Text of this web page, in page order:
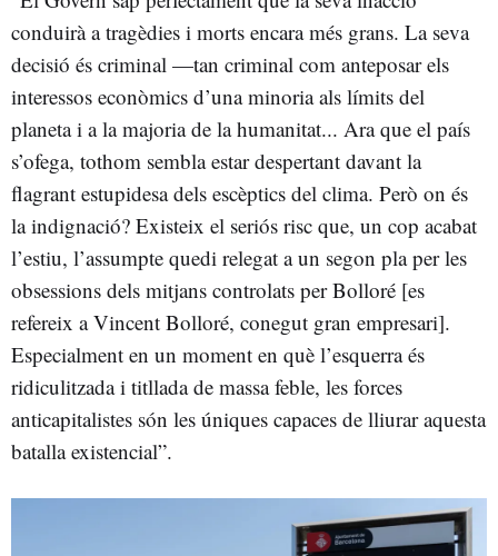
conduirà a tragèdies i morts encara més grans. La seva
decisió és criminal —tan criminal com anteposar els
interessos econòmics d’una minoria als límits del
planeta i a la majoria de la humanitat... Ara que el país
s’ofega, tothom sembla estar despertant davant la
flagrant estupidesa dels escèptics del clima. Però on és
la indignació? Existeix el seriós risc que, un cop acabat
l’estiu, l’assumpte quedi relegat a un segon pla per les
obsessions dels mitjans controlats per Bolloré [es
refereix a Vincent Bolloré, conegut gran empresari].
Especialment en un moment en què l’esquerra és
ridiculitzada i titllada de massa feble, les forces
anticapitalistes són les úniques capaces de lliurar aquesta
batalla existencial”.